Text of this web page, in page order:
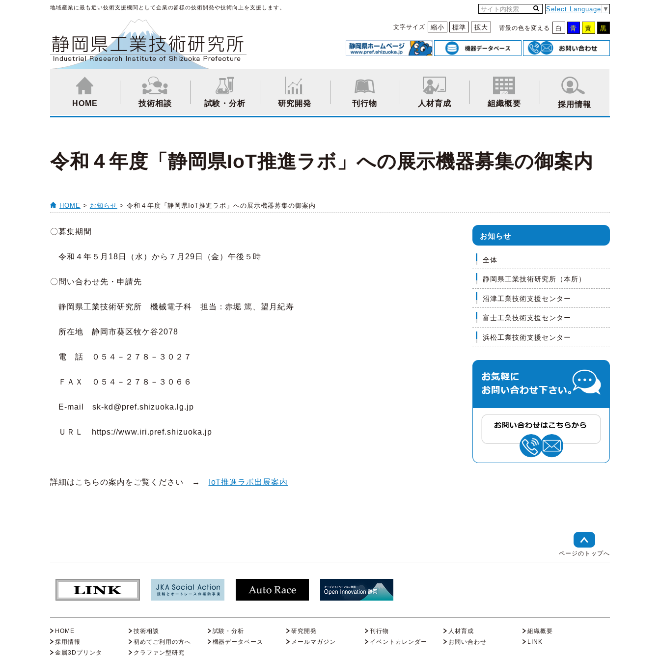
地域産業に最も近い技術支援機関として企業の皆様の技術開発や技術向上を支援します。 Select Language ▼
文字サイズ 縮小 標準 拡大 背景の色を変える 白 青 黄 黒
HOME 技術相談 試験・分析 研究開発 刊行物 人材育成 組織概要 採用情報
令和４年度「静岡県IoT推進ラボ」への展示機器募集の御案内
HOME > お知らせ > 令和４年度「静岡県IoT推進ラボ」への展示機器募集の御案内
〇募集期間
令和４年５月18日（水）から７月29日（金）午後５時
〇問い合わせ先・申請先
静岡県工業技術研究所 機械電子科 担当：赤堀 篤、望月紀寿
所在地 静岡市葵区牧ケ谷2078
電 話 ０５４－２７８－３０２７
ＦＡＸ ０５４－２７８－３０６６
E-mail sk-kd@pref.shizuoka.lg.jp
ＵＲＬ https://www.iri.pref.shizuoka.jp
詳細はこちらの案内をご覧ください → IoT推進ラボ出展案内
お知らせ
全体
静岡県工業技術研究所（本所）
沼津工業技術支援センター
富士工業技術支援センター
浜松工業技術支援センター
ページのトップへ
HOME 技術相談 試験・分析 研究開発 刊行物 人材育成
組織概要
採用情報
初めてご利用の方へ 機器データベース メールマガジン イベントカレンダー お問い合わせ
LINK
金属3Dプリンタ
クラファン型研究